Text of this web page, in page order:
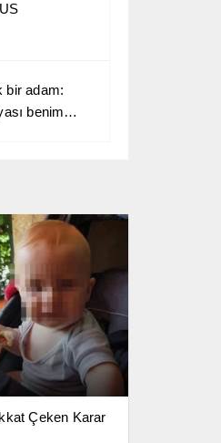
bir adam:
benim
Çeken Karar